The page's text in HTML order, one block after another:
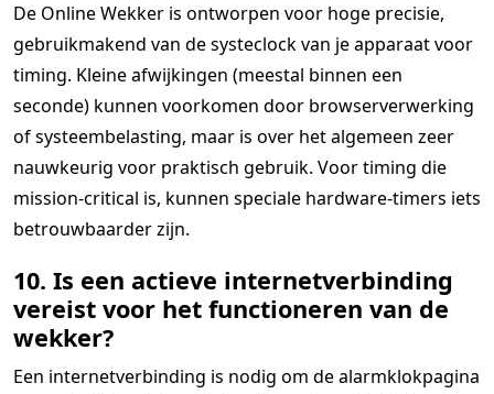
De Online Wekker is ontworpen voor hoge precisie,
gebruikmakend van de systeclock van je apparaat voor
timing. Kleine afwijkingen (meestal binnen een
seconde) kunnen voorkomen door browserverwerking
of systeembelasting, maar is over het algemeen zeer
nauwkeurig voor praktisch gebruik. Voor timing die
mission-critical is, kunnen speciale hardware-timers iets
betrouwbaarder zijn.
10. Is een actieve internetverbinding
vereist voor het functioneren van de
wekker?
Een internetverbinding is nodig om de alarmklokpagina